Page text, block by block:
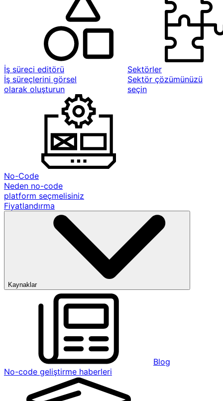
İş süreci editörü
İş süreçlerini görsel
olarak oluşturun
Sektörler
Sektör çözümünüzü
seçin
No-Code
Neden no-code
platform seçmelisiniz
Fiyatlandırma
Kaynaklar
Blog
No-code geliştirme haberleri